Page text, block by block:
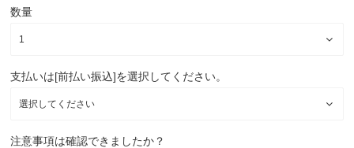
数量
支払いは[前払い振込]を選択してください。
注意事項は確認できましたか？